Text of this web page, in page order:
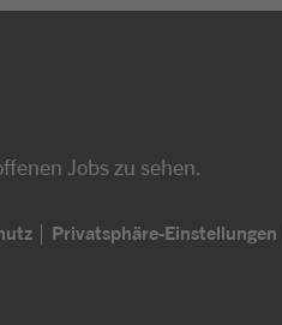
Jobs zu sehen.
Privatsphäre-Einstellungen